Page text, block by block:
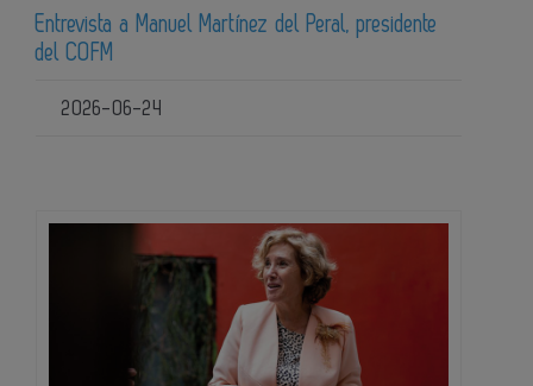
Entrevista a Manuel Martínez del Peral, presidente
del COFM
2026-06-24